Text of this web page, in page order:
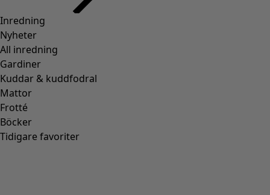
Inredning
Nyheter
All inredning
Gardiner
Kuddar & kuddfodral
Mattor
Frotté
Böcker
Tidigare favoriter